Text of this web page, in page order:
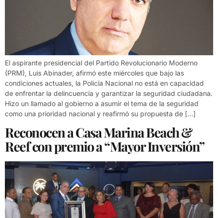
El aspirante presidencial del Partido Revolucionario Moderno
(PRM), Luis Abinader, afirmó este miércoles que bajo las
condiciones actuales, la Policía Nacional no está en capacidad
de enfrentar la delincuencia y garantizar la seguridad ciudadana.
Hizo un llamado al gobierno a asumir el tema de la seguridad
como una prioridad nacional y reafirmó su propuesta de […]
Reconocen a Casa Marina Beach &
Reef con premio a “Mayor Inversión”